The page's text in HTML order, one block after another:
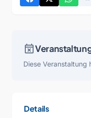
event_busy
Diese
Details